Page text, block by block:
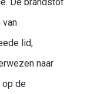
van
lid,
naar
op de